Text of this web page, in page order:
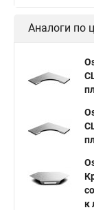
Аналоги по
к